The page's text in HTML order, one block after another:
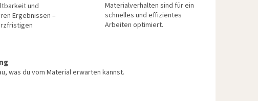
und
Ergebnissen –
Materialverhalten sind für ein
schnelles und effizientes
Arbeiten optimiert.
was du vom Material erwarten kannst.